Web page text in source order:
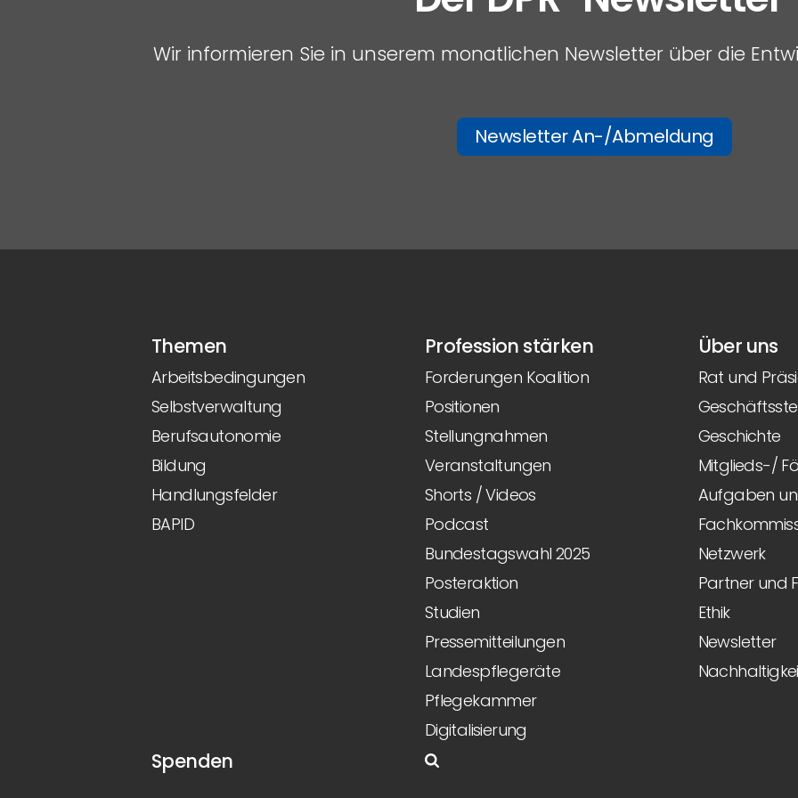
Wir informieren Sie in unserem monatlichen Newsletter über die
Newsletter An-/Abmeldung
Themen
Arbeitsbedingungen
Selbstverwaltung
Berufsautonomie
Bildung
Handlungsfelder
BAPID
Profession stärken
Forderungen Koalition
Positionen
Stellungnahmen
Veranstaltungen
Shorts / Videos
Podcast
Bundestagswahl 2025
Posteraktion
Studien
Pressemitteilungen
Landespflegeräte
Pflegekammer
Digitalisierung
Über uns
Rat und
Geschichte
Mitglieds-/
Aufgaben
Netzwerk
Partner und
Ethik
Newsletter
Spenden